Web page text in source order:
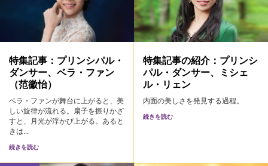
特集記事：プリンシパル・
ダンサー、ベラ・ファン
（范徽怡）
ベラ・ファンが舞台に上がると、美
しい旋律が流れる。扇子を振りかざ
すと、月光が浮かび上がる。あると
きは...
続きを読む
特集記事の紹介：プリンシ
パル・ダンサー、ミシェ
ル・リェン
内面の美しさを発見する過程。
続きを読む